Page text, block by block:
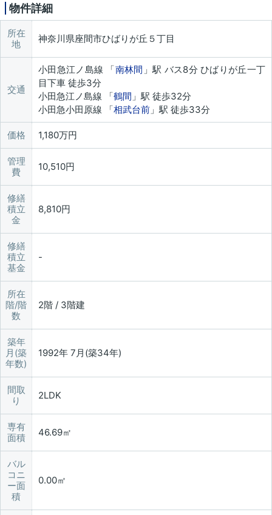
物件詳細
所在
地
神奈川県座間市ひばりが丘５丁目
交通
小田急江ノ島線 「南林間 」駅 バス8分 ひばりが丘一丁
目下車 徒歩3分
小田急江ノ島線 「鶴間 」駅 徒歩32分
小田急小田原線 「相武台前 」駅 徒歩33分
価格 1,180万円
管理
費
10,510円
修繕
積立
金
8,810円
修繕
積立
基金
所在
階/階
数
2階 / 3階建
築年
月(築
年数)
1992年 7月(築34年)
間取
り
2LDK
専有
面積
46.69㎡
バル
コニ
ー面
積
0.00㎡